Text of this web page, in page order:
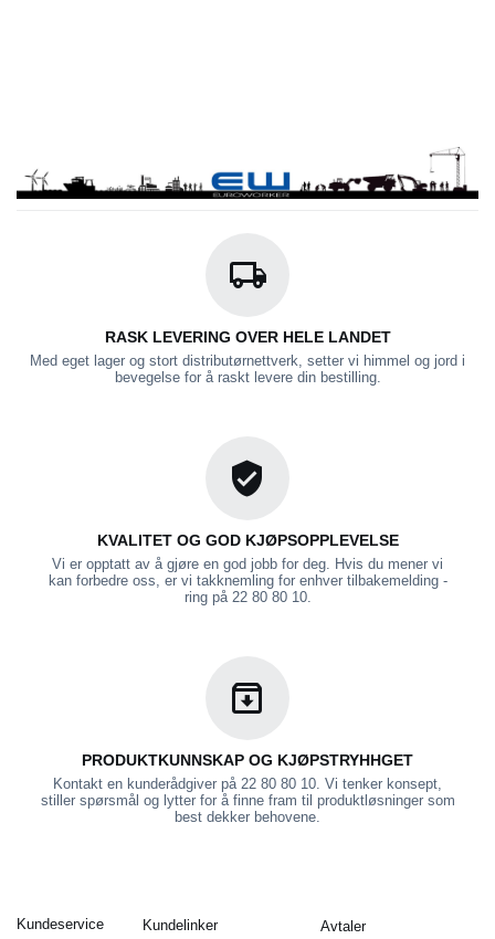
RASK LEVERING OVER HELE LANDET
Med eget lager og stort distributørnettverk, setter vi himmel og jord i
bevegelse for å raskt levere din bestilling.
KVALITET OG GOD KJØPSOPPLEVELSE
Vi er opptatt av å gjøre en god jobb for deg. Hvis du mener vi
kan forbedre oss, er vi takknemling for enhver tilbakemelding -
ring på 22 80 80 10.
PRODUKTKUNNSKAP OG KJØPSTRYHHGET
Kontakt en kunderådgiver på 22 80 80 10. Vi tenker konsept,
stiller spørsmål og lytter for å finne fram til produktløsninger som
best dekker behovene.
Kundeservice Kundelinker Avtaler